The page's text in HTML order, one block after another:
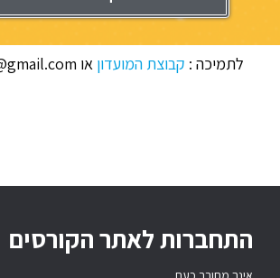
לתמיכה : קבוצת המועדון או bomsite4u@gmail.com
התחברות לאתר הקורסים